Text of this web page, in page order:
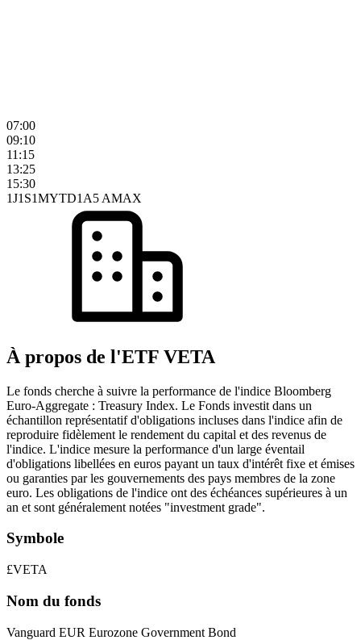
07:00
09:10
11:15
13:25
15:30
1J1S1MYTD1A5 AMAX
À propos de l'ETF VETA
Le fonds cherche à suivre la performance de l'indice Bloomberg
Euro-Aggregate : Treasury Index. Le Fonds investit dans un
échantillon représentatif d'obligations incluses dans l'indice afin de
reproduire fidèlement le rendement du capital et des revenus de
l'indice. L'indice mesure la performance d'un large éventail
d'obligations libellées en euros payant un taux d'intérêt fixe et émises
ou garanties par les gouvernements des pays membres de la zone
euro. Les obligations de l'indice ont des échéances supérieures à un
an et sont généralement notées "investment grade".
Symbole
£VETA
Nom du fonds
Vanguard EUR Eurozone Government Bond